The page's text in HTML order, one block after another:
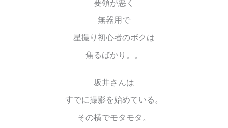
要領が悪く
無器用で
星撮り初心者のボクは
焦るばかり。。
坂井さんは
すでに撮影を始めている。
その横でモタモタ。